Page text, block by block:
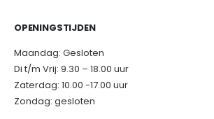
OPENINGSTIJDEN
Maandag: Gesloten
Di t/m Vrij: 9.30 – 18.00 uur
Zaterdag: 10.00 -17.00 uur
Zondag: gesloten